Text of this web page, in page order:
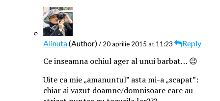
Alinuta(Author)/ 20 aprilie 2015 at 11:23 Reply
Ce inseamna ochiul ager al unui barbat… 😉
Uite ca mie „amanuntul” asta mi-a „scapat”:
chiar ai vazut doamne/domnisoare care au